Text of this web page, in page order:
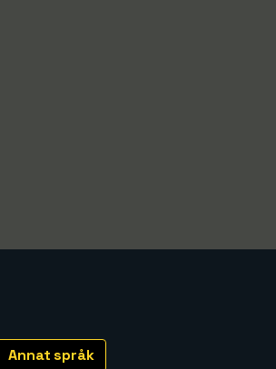
Annat språk